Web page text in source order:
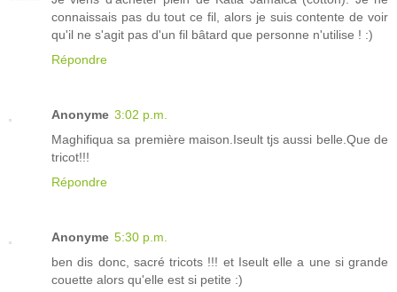
connaissais pas du tout ce fil, alors je suis contente de voir
qu'il ne s'agit pas d'un fil bâtard que personne n'utilise ! :)
Répondre
Anonyme 3:02 p.m.
Maghifiqua sa première maison.Iseult tjs aussi belle.Que de
tricot!!!
Répondre
Anonyme 5:30 p.m.
ben dis donc, sacré tricots !!! et Iseult elle a une si grande
couette alors qu'elle est si petite :)